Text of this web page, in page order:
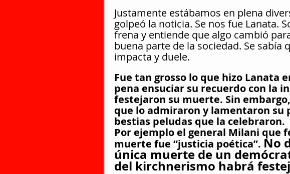
Justamente estábamos en plena
golpeó la noticia. Se nos fue Lanata.
frena y entiende que algo cambió
buena parte de la sociedad. Se sabía
impacta y duele.
Fue tan grosso lo que hizo Lanata
pena ensuciar su recuerdo con la
festejaron su muerte. Sin
que lo admiraron y lamentaron su
bestias peludas que la celebraron.
Por ejemplo el general Milani que
muerte fue “justicia poética”. No
única muerte de un
del kirchnerismo habrá